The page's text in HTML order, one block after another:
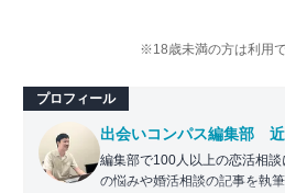
※18歳未満の方は利用で
プロフィール
出会いコンパス編集部
編集部で100人以上の恋活相
の悩みや婚活相談の記事を執